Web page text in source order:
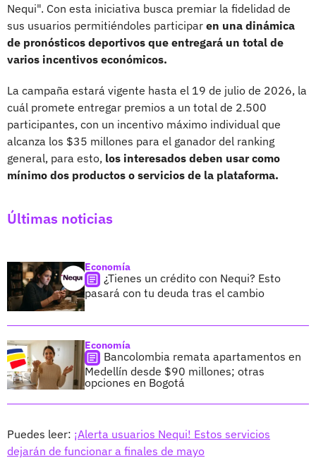
Nequi". Con esta iniciativa busca premiar la fidelidad de
sus usuarios permitiéndoles participar en una dinámica
de pronósticos deportivos que entregará un total de
varios incentivos económicos.
La campaña estará vigente hasta el 19 de julio de 2026, la
cuál promete entregar premios a un total de 2.500
participantes, con un incentivo máximo individual que
alcanza los $35 millones para el ganador del ranking
general, para esto, los interesados deben usar como
mínimo dos productos o servicios de la plataforma.
Últimas noticias
Economía
¿Tienes un crédito con Nequi? Esto
pasará con tu deuda tras el cambio
Economía
Bancolombia remata apartamentos en
Medellín desde $90 millones; otras
opciones en Bogotá
Puedes leer: ¡Alerta usuarios Nequi! Estos servicios
dejarán de funcionar a finales de mayo